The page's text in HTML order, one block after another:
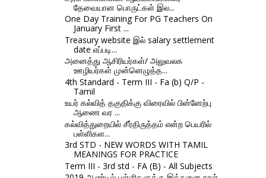
தேவையான பொருட்கள் இல...
One Day Training For PG Teachers On
January First ...
Treasury website இல் salary settlement
date எப்படி...
அனைத்து ஆசிரியர்கள்/ அலுவலக
ஊழியர்கள் முன்னெழுத்த...
4th Standard - Term III - Fa (b) Q/P -
Tamil
உயர் கல்வித் தகுதிக்கு விரைவில் பின்னேற்பு
ஆணை வர ...
கல்வித்துறையில் சீர்திருத்தம் என்ற பெயரில்
பள்ளிகள...
3rd STD - NEW WORDS WITH TAMIL
MEANINGS FOR PRACTICE
Term III - 3rd std - FA (B) - All Subjects